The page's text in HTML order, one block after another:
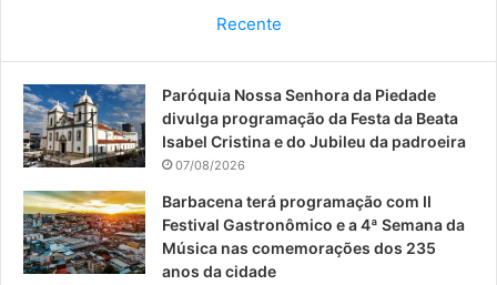
b
o
k
u
b
a
g
a
Recente
Paróquia Nossa Senhora da Piedade
divulga programação da Festa da Beata
Isabel Cristina e do Jubileu da padroeira
07/08/2026
Barbacena terá programação com II
Festival Gastronômico e a 4ª Semana da
Música nas comemorações dos 235
anos da cidade